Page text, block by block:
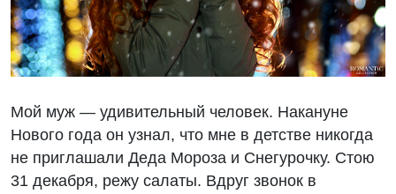
Мой муж — удивительный человек. Накануне
Нового года он узнал, что мне в детстве никогда
не приглашали Деда Мороза и Снегурочку. Стою
31 декабря, режу салаты. Вдруг звонок в